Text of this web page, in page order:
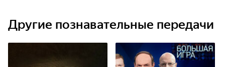
Другие познавательные передачи